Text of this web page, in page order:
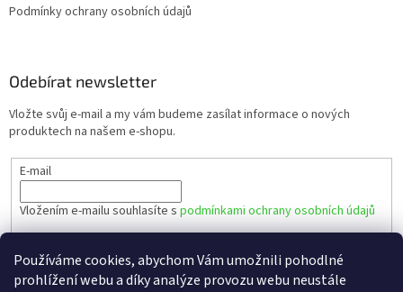
Používáme cookies, abychom Vám umožnili pohodlné
prohlížení webu a díky analýze provozu webu neustále
Podmínky ochrany osobních údajů
Odebírat newsletter
Vložte svůj e-mail a my vám budeme zasílat informace o nových
produktech na našem e-shopu.
E-mail
Vložením e-mailu souhlasíte s podmínkami ochrany osobních údajů
PŘIHLÁSIT SE